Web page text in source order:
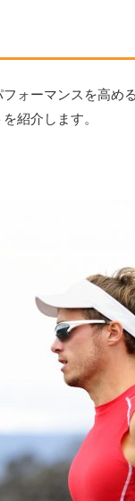
ォーマンスを高め
紹介します。